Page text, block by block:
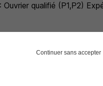
qualifié (P1,P2)
Continuer sans accepter